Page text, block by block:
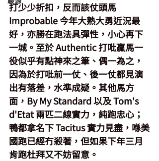
打少少折扣，反而該仗頭馬
Improbable 今年大熟大勇近況最
好，亦勝在跑法具彈性，小心再下
一城。至於 Authentic 打吡贏馬一
役似乎有點神來之筆、偶一為之，
因為於打吡前一仗、後一仗都見演
出有落差，水準成疑。其他馬方
面，By My Standard 以及 Tom's
d'Etat 兩匹二線實力，純跑忠心；
鴨都拿名下 Tacitus 實力見盡，喺美
國跑已經冇殺著，但如果下年三月
肯跑杜拜又不妨留意。